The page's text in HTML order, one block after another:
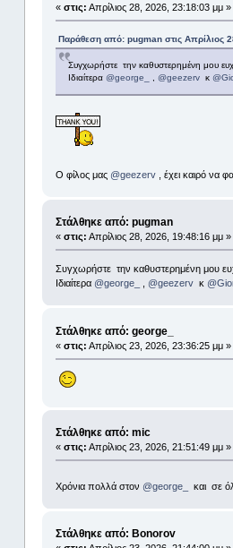
« στις: Απρίλιος 28, 2026, 23:18:03 μμ »
Παράθεση από: pugman στις Απρίλιος
Συγχωρήστε την καθυστερημένη μου
Ιδιαίτερα @george_ @geezervκ
Ο φίλος μας @geezerv, έχει καιρό να
Στάλθηκε από: pugman
« στις: Απρίλιος 28, 2026, 19:48:16 μμ »
Συγχωρήστε την καθυστερημένη μου
Ιδιαίτερα @george_ @geezervκ
Στάλθηκε από: george_
« στις: Απρίλιος 23, 2026, 23:36:25 μμ »
Στάλθηκε από: mic
« στις: Απρίλιος 23, 2026, 21:51:49 μμ »
Χρόνια πολλά στον @george_ και σε
Στάλθηκε από: Bonorov